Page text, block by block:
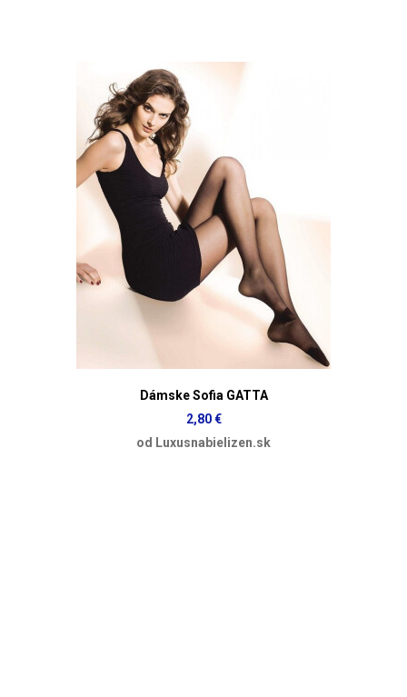
Dámske Sofia GATTA
2,80 €
od Luxusnabielizen.sk